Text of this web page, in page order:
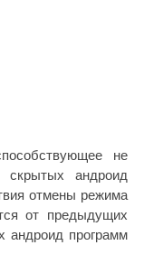
не
андроид
отмены режима
от предыдущих
андроид программ